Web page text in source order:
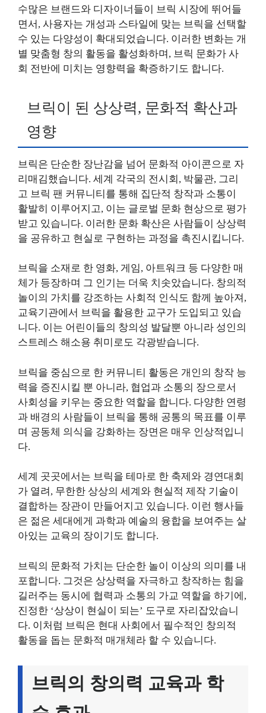
수많은 브랜드와 디자이너들이 브릭 시장에 뛰어들
면서, 사용자는 개성과 스타일에 맞는 브릭을 선택할
수 있는 다양성이 확대되었습니다. 이러한 변화는 개
별 맞춤형 창의 활동을 활성화하며, 브릭 문화가 사
회 전반에 미치는 영향력을 확증하기도 합니다.
브릭이 된 상상력, 문화적 확산과
영향
브릭은 단순한 장난감을 넘어 문화적 아이콘으로 자
리매김했습니다. 세계 각국의 전시회, 박물관, 그리
고 브릭 팬 커뮤니티를 통해 집단적 창작과 소통이
활발히 이루어지고, 이는 글로벌 문화 현상으로 평가
받고 있습니다. 이러한 문화 확산은 사람들이 상상력
을 공유하고 현실로 구현하는 과정을 촉진시킵니다.
브릭을 소재로 한 영화, 게임, 아트워크 등 다양한 매
체가 등장하며 그 인기는 더욱 치솟았습니다. 창의적
놀이의 가치를 강조하는 사회적 인식도 함께 높아져,
교육기관에서 브릭을 활용한 교구가 도입되고 있습
니다. 이는 어린이들의 창의성 발달뿐 아니라 성인의
스트레스 해소용 취미로도 각광받습니다.
브릭을 중심으로 한 커뮤니티 활동은 개인의 창작 능
력을 증진시킬 뿐 아니라, 협업과 소통의 장으로서
사회성을 키우는 중요한 역할을 합니다. 다양한 연령
과 배경의 사람들이 브릭을 통해 공통의 목표를 이루
며 공동체 의식을 강화하는 장면은 매우 인상적입니
다.
세계 곳곳에서는 브릭을 테마로 한 축제와 경연대회
가 열려, 무한한 상상의 세계와 현실적 제작 기술이
결합하는 장관이 만들어지고 있습니다. 이런 행사들
은 젊은 세대에게 과학과 예술의 융합을 보여주는 살
아있는 교육의 장이기도 합니다.
브릭의 문화적 가치는 단순한 놀이 이상의 의미를 내
포합니다. 그것은 상상력을 자극하고 창작하는 힘을
길러주는 동시에 협력과 소통의 가교 역할을 하기에,
진정한 ‘상상이 현실이 되는’ 도구로 자리잡았습니
다. 이처럼 브릭은 현대 사회에서 필수적인 창의적
활동을 돕는 문화적 매개체라 할 수 있습니다.
브릭의 창의력 교육과 학